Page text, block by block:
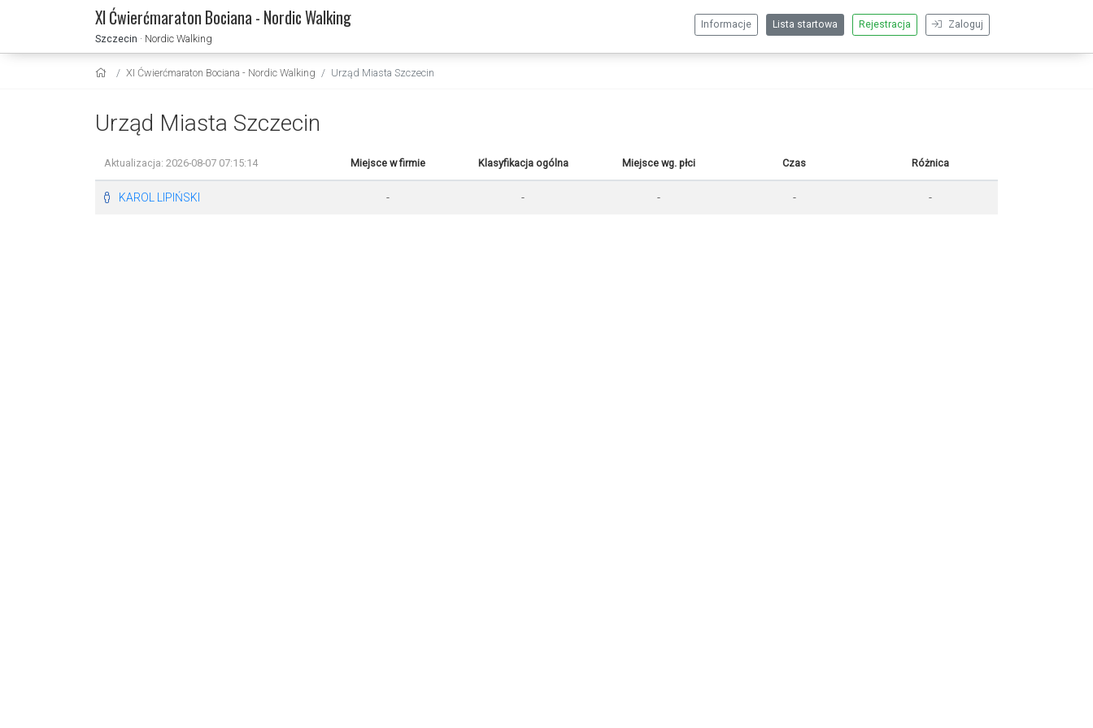
XI Ćwierćmaraton Bociana - Nordic Walking
Szczecin · Nordic Walking
Zaloguj
Rejestracja
Lista startowa
Informacje
XI Ćwierćmaraton Bociana - Nordic Walking Urząd Miasta Szczecin
Urząd Miasta Szczecin
Aktualizacja: 2026-08-07 07:15:14 Miejsce w firmie Klasyfikacja ogólna Miejsce wg. płci Czas Różnica
KAROL LIPIŃSKI - - - - -